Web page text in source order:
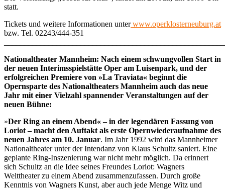
statt.
Tickets und weitere Informationen unterwww.operklosterneuburg.at
bzw. Tel. 02243/444-351
Nationaltheater Mannheim: Nach einem schwungvollen Start in
der neuen Interimsspielstätte Oper am Luisenpark, und der
erfolgreichen Premiere von »La Traviata« beginnt die
Opernsparte des Nationaltheaters Mannheim auch das neue
Jahr mit einer Vielzahl spannender Veranstaltungen auf der
neuen Bühne:
»Der Ring an einem Abend« – in der legendären Fassung von
Loriot – macht den Auftakt als erste Opernwiederaufnahme des
neuen Jahres am 10. Januar. Im Jahr 1992 wird das Mannheimer
Nationaltheater unter der Intendanz von Klaus Schultz saniert. Eine
geplante Ring-Inszenierung war nicht mehr möglich. Da erinnert
sich Schultz an die Idee seines Freundes Loriot: Wagners
Welttheater zu einem Abend zusammenzufassen. Durch große
Kenntnis von Wagners Kunst, aber auch jede Menge Witz und